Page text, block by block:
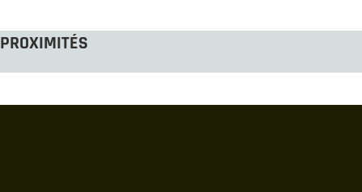
PROXIMITÉS